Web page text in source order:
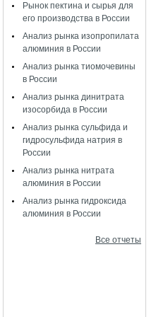
Рынок пектина и сырья для
его производства в России
Анализ рынка изопропилата
алюминия в России
Анализ рынка тиомочевины
в России
Анализ рынка динитрата
изосорбида в России
Анализ рынка сульфида и
гидросульфида натрия в
России
Анализ рынка нитрата
алюминия в России
Анализ рынка гидроксида
алюминия в России
Все отчеты